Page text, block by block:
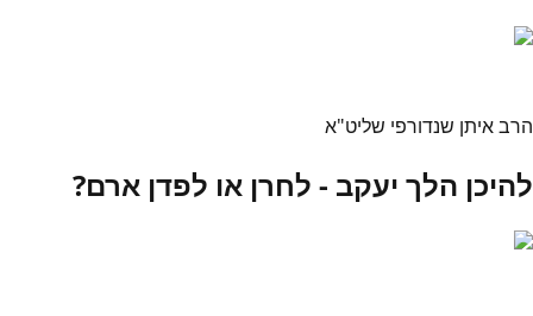
הרב איתן שנדורפי שליט"א
להיכן הלך יעקב - לחרן או לפדן ארם?